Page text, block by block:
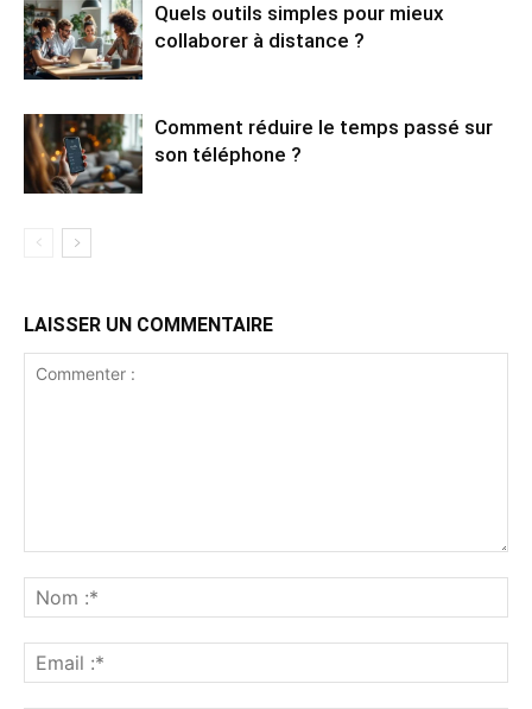
Quels outils simples pour mieux
collaborer à distance ?
Comment réduire le temps passé sur
son téléphone ?
LAISSER UN COMMENTAIRE